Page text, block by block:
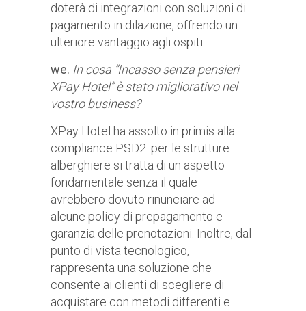
doterà di integrazioni con soluzioni di
pagamento in dilazione, offrendo un
ulteriore vantaggio agli ospiti.
we. In cosa “Incasso senza pensieri
XPay Hotel” è stato migliorativo nel
vostro business?
XPay Hotel ha assolto in primis alla
compliance PSD2: per le strutture
alberghiere si tratta di un aspetto
fondamentale senza il quale
avrebbero dovuto rinunciare ad
alcune policy di prepagamento e
garanzia delle prenotazioni. Inoltre, dal
punto di vista tecnologico,
rappresenta una soluzione che
consente ai clienti di scegliere di
acquistare con metodi differenti e